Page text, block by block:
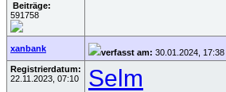
Beiträge:
591758
xanbank verfasst am: 30.01.2024, 17:38
Registrierdatum:
22.11.2023, 07:10
Selm